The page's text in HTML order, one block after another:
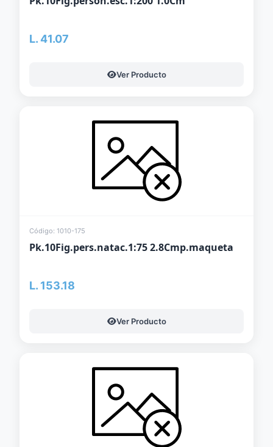
L. 41.07
Ver Producto
Código: 1010-175
Pk.10Fig.pers.natac.1:75 2.8Cmp.maqueta
L. 153.18
Ver Producto